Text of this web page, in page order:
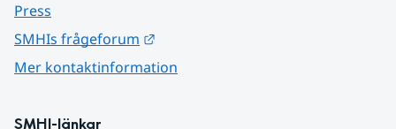
Press
SMHIs frågeforum
Mer kontaktinformation
SMHI-länkar